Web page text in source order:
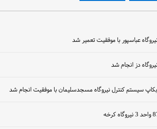
دز انجام شد
بکاپ سیستم کنترل نیروگاه مسجدسلیمان با موفقیت انجام شد